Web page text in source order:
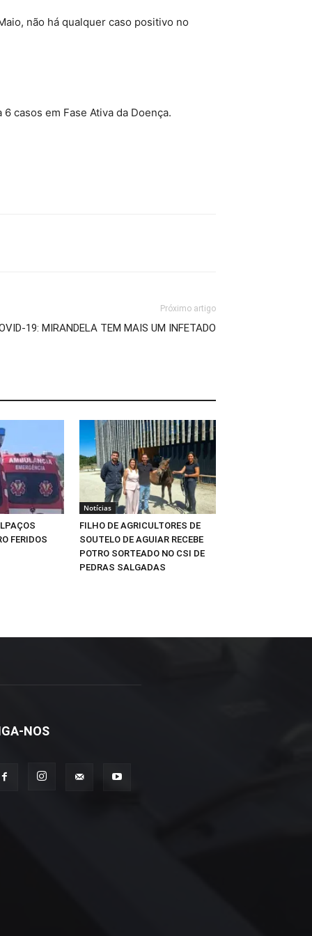
não há qualquer caso positivo no
casos em Fase Ativa da Doença.
Próximo artigo
19: MIRANDELA TEM MAIS UM INFETADO
FERIDOS
Notícias
FILHO DE AGRICULTORES DE
SOUTELO DE AGUIAR RECEBE
POTRO SORTEADO NO CSI DE
PEDRAS SALGADAS
NOS